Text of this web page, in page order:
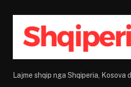
Lajme shqip nga Shqiperia, Kosova